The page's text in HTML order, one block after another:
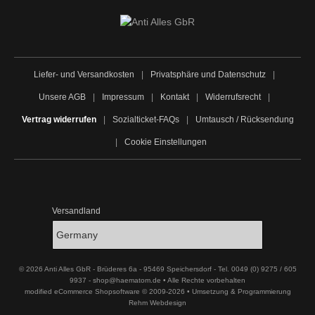
Liefer- und Versandkosten Privatsphäre und Datenschutz
Unsere AGB Impressum Kontakt Widerrufsrecht
Vertrag widerrufen Sozialticket-FAQs Umtausch / Rücksendung
Cookie Einstellungen
Versandland
© 2026 Anti Alles GbR - Brüderes 6a - 95469 Speichersdorf - Tel. 0049 (0) 9275 / 605
9937 - shop@haematom.de • Alle Rechte vorbehalten
modified eCommerce Shopsoftware © 2009-2026 • Umsetzung & Programmierung
Rehm Webdesign